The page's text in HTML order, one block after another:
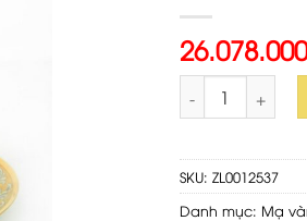
" New "- Set ly
SKU: ZL0012537
Danh mục: Mạ